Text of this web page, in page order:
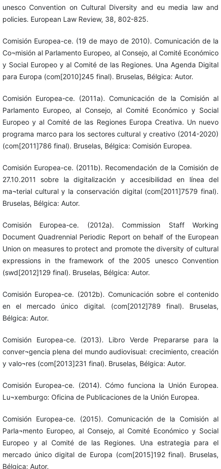
unesco Convention on Cultural Diversity and eu media law and
policies. European Law Review, 38, 802-825.
Comisión Europea-ce. (19 de mayo de 2010). Comunicación de la
Co¬misión al Parlamento Europeo, al Consejo, al Comité Económico
y Social Europeo y al Comité de las Regiones. Una Agenda Digital
para Europa (com[2010]245 final). Bruselas, Bélgica: Autor.
Comisión Europea-ce. (2011a). Comunicación de la Comisión al
Parlamento Europeo, al Consejo, al Comité Económico y Social
Europeo y al Comité de las Regiones Europa Creativa. Un nuevo
programa marco para los sectores cultural y creativo (2014-2020)
(com[2011]786 final). Bruselas, Bélgica: Comisión Europea.
Comisión Europea-ce. (2011b). Recomendación de la Comisión de
27.10.2011 sobre la digitalización y accesibilidad en línea del
ma¬terial cultural y la conservación digital (com[2011]7579 final).
Bruselas, Bélgica: Autor.
Comisión Europea-ce. (2012a). Commission Staff Working
Document Quadrennial Periodic Report on behalf of the European
Union on measures to protect and promote the diversity of cultural
expressions in the framework of the 2005 unesco Convention
(swd[2012]129 final). Bruselas, Bélgica: Autor.
Comisión Europea-ce. (2012b). Comunicación sobre el contenido
en el mercado único digital. (com[2012]789 final). Bruselas,
Bélgica: Autor.
Comisión Europea-ce. (2013). Libro Verde Prepararse para la
conver¬gencia plena del mundo audiovisual: crecimiento, creación
y valo¬res (com[2013]231 final). Bruselas, Bélgica: Autor.
Comisión Europea-ce. (2014). Cómo funciona la Unión Europea.
Lu¬xemburgo: Oficina de Publicaciones de la Unión Europea.
Comisión Europea-ce. (2015). Comunicación de la Comisión al
Parla¬mento Europeo, al Consejo, al Comité Económico y Social
Europeo y al Comité de las Regiones. Una estrategia para el
mercado único digital de Europa (com[2015]192 final). Bruselas,
Bélgica: Autor.